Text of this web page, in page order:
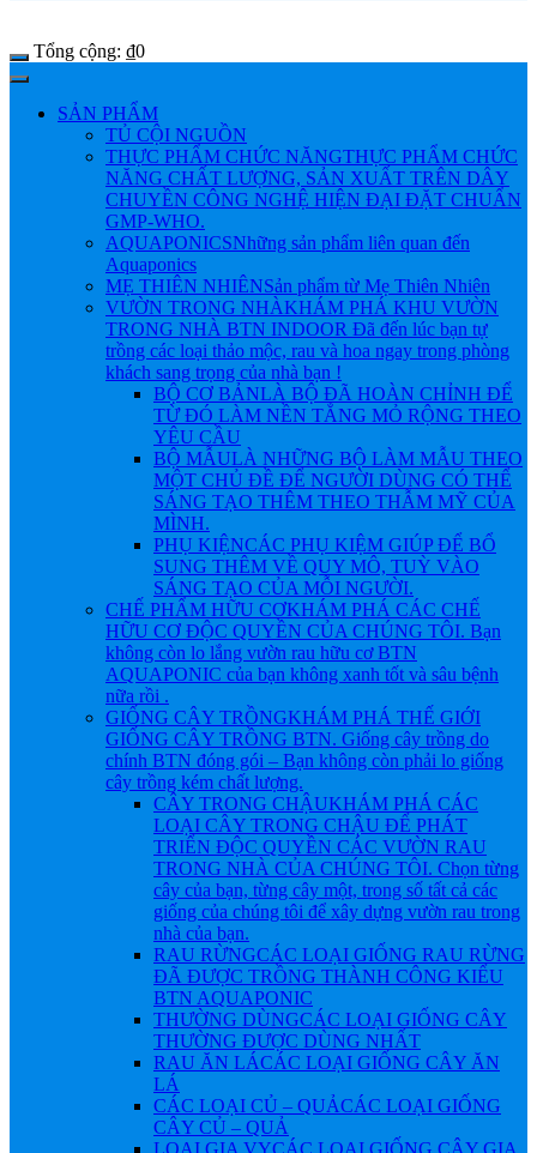
Tổng cộng: ₫0
SẢN PHẨM
TỦ CỘI NGUỒN
THỰC PHẨM CHỨC NĂNGTHỰC PHẨM CHỨC
NĂNG CHẤT LƯỢNG, SẢN XUẤT TRÊN DÂY
CHUYỀN CÔNG NGHỆ HIỆN ĐẠI ĐẶT CHUẨN
GMP-WHO.
AQUAPONICSNhững sản phẩm liên quan đến
Aquaponics
MẸ THIÊN NHIÊNSản phẩm từ Mẹ Thiên Nhiên
VƯỜN TRONG NHÀKHÁM PHÁ KHU VƯỜN
TRONG NHÀ BTN INDOOR Đã đến lúc bạn tự
trồng các loại thảo mộc, rau và hoa ngay trong phòng
khách sang trọng của nhà bạn !
BỘ CƠ BẢNLÀ BỘ ĐÃ HOÀN CHỈNH ĐỂ
TỪ ĐÓ LÀM NỀN TẲNG MỎ RỘNG THEO
YÊU CẦU
BỘ MẪULÀ NHỮNG BỘ LÀM MẪU THEO
MỘT CHỦ ĐỀ ĐỂ NGƯỜI DÙNG CÓ THỂ
SÁNG TẠO THÊM THEO THẪM MỸ CỦA
MÌNH.
PHỤ KIỆNCÁC PHỤ KIỆM GIÚP ĐỂ BỔ
SUNG THÊM VỀ QUY MÔ, TUỲ VÀO
SÁNG TẠO CỦA MỖI NGƯỜI.
CHẾ PHẨM HỮU CƠKHÁM PHÁ CÁC CHẾ
HỮU CƠ ĐỘC QUYỀN CỦA CHÚNG TÔI. Bạn
không còn lo lắng vườn rau hữu cơ BTN
AQUAPONIC của bạn không xanh tốt và sâu bệnh
nữa rồi .
GIỐNG CÂY TRỒNGKHÁM PHÁ THẾ GIỚI
GIỐNG CÂY TRỒNG BTN. Giống cây trồng do
chính BTN đóng gói – Bạn không còn phải lo giống
cây trồng kém chất lượng.
CÂY TRONG CHẬUKHÁM PHÁ CÁC
LOẠI CÂY TRONG CHẬU ĐỂ PHÁT
TRIỂN ĐỘC QUYỀN CÁC VƯỜN RAU
TRONG NHÀ CỦA CHÚNG TÔI. Chọn từng
cây của bạn, từng cây một, trong số tất cả các
giống của chúng tôi để xây dựng vườn rau trong
nhà của bạn.
RAU RỪNGCÁC LOẠI GIỐNG RAU RỪNG
ĐÃ ĐƯỢC TRỒNG THÀNH CÔNG KIỂU
BTN AQUAPONIC
THƯỜNG DÙNGCÁC LOẠI GIỐNG CÂY
THƯỜNG ĐƯỢC DÙNG NHẤT
RAU ĂN LÁCÁC LOẠI GIỐNG CÂY ĂN
LÁ
CÁC LOẠI CỦ – QUẢCÁC LOẠI GIỐNG
CÂY CỦ – QUẢ
LOẠI GIA VỴCÁC LOẠI GIỐNG CÂY GIA